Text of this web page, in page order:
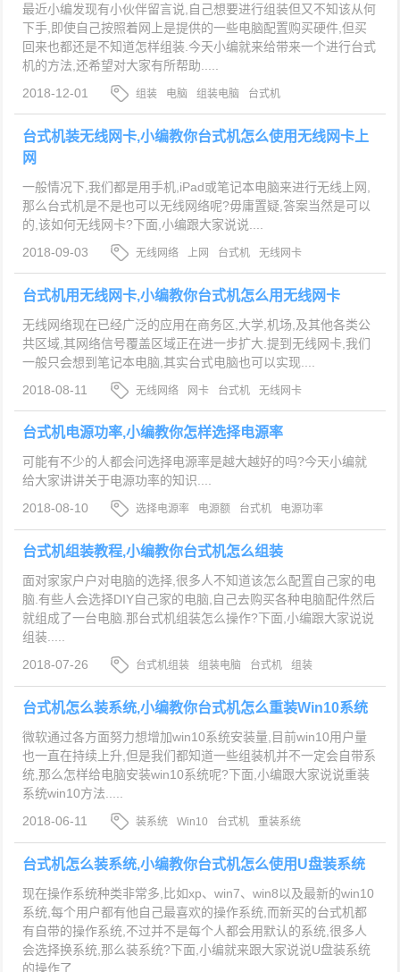
最近小编发现有小伙伴留言说,自己想要进行组装但又不知该从何
下手,即使自己按照着网上是提供的一些电脑配置购买硬件,但买
回来也都还是不知道怎样组装.今天小编就来给带来一个进行台式
机的方法,还希望对大家有所帮助.....
2018-12-01
组装 电脑 组装电脑 台式机
台式机装无线网卡,小编教你台式机怎么使用无线网卡上
网
一般情况下,我们都是用手机,iPad或笔记本电脑来进行无线上网,
那么台式机是不是也可以无线网络呢?毋庸置疑,答案当然是可以
的,该如何无线网卡?下面,小编跟大家说说....
2018-09-03
无线网络 上网 台式机 无线网卡
台式机用无线网卡,小编教你台式机怎么用无线网卡
无线网络现在已经广泛的应用在商务区,大学,机场,及其他各类公
共区域,其网络信号覆盖区域正在进一步扩大.提到无线网卡,我们
一般只会想到笔记本电脑,其实台式电脑也可以实现....
2018-08-11
无线网络 网卡 台式机 无线网卡
台式机电源功率,小编教你怎样选择电源率
可能有不少的人都会问选择电源率是越大越好的吗?今天小编就
给大家讲讲关于电源功率的知识....
2018-08-10
选择电源率 电源额 台式机 电源功率
台式机组装教程,小编教你台式机怎么组装
面对家家户户对电脑的选择,很多人不知道该怎么配置自己家的电
脑.有些人会选择DIY自己家的电脑,自己去购买各种电脑配件然后
就组成了一台电脑.那台式机组装怎么操作?下面,小编跟大家说说
组装.....
2018-07-26
台式机组装 组装电脑 台式机 组装
台式机怎么装系统,小编教你台式机怎么重装Win10系统
微软通过各方面努力想增加win10系统安装量,目前win10用户量
也一直在持续上升,但是我们都知道一些组装机并不一定会自带系
统,那么怎样给电脑安装win10系统呢?下面,小编跟大家说说重装
系统win10方法.....
2018-06-11
装系统 Win10 台式机 重装系统
台式机怎么装系统,小编教你台式机怎么使用U盘装系统
现在操作系统种类非常多,比如xp、win7、win8以及最新的win10
系统,每个用户都有他自己最喜欢的操作系统,而新买的台式机都
有自带的操作系统,不过并不是每个人都会用默认的系统,很多人
会选择换系统,那么装系统?下面,小编就来跟大家说说U盘装系统
的操作了.....